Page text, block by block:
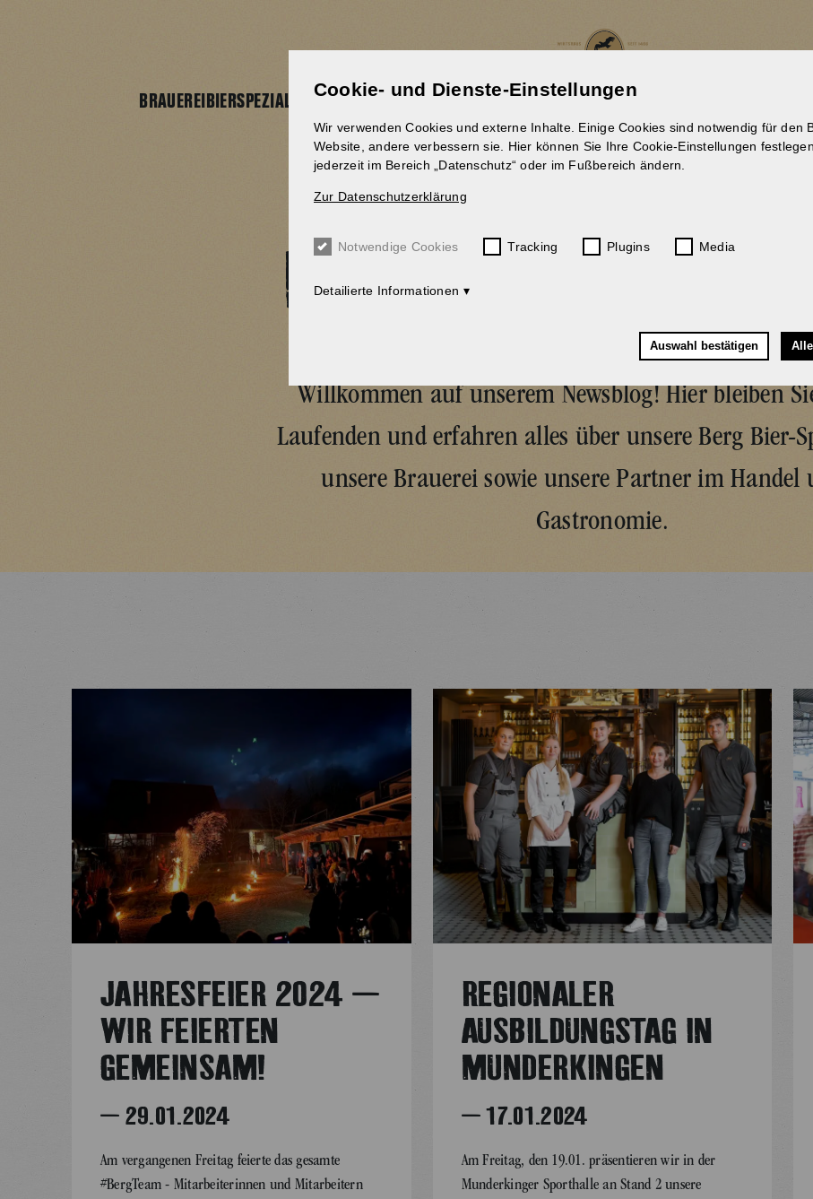
Cookie- und Dienste-Einstellungen
Wir verwenden Cookies und externe Inhalte. Einige Cookies sind notwendig für den
Website, andere verbessern sie. Hier können Sie Ihre Cookie-Einstellungen
jederzeit im Bereich „Datenschutz“ oder im Fußbereich ändern.
Zur Datenschutzerklärung
Notwendige Cookies Tracking Plugins Media
Detailierte Informationen
Auswahl bestätigen
BRAUEREI BIERSPEZIALITÄTENBRAUEREIWIRTSCHAFT
NEUES RUND UM
Willkommen auf unserem Newsblog! Hier bleiben
Laufenden und erfahren alles über unsere Berg Bier-
unsere Brauerei sowie unsere Partner im Handel
Gastronomie.
JAHRESFEIER 2024 –
WIR FEIERTEN
GEMEINSAM!
– 29.01.2024
Am vergangenen Freitag feierte das gesamte
#BergTeam - Mitarbeiterinnen und Mitarbeitern
REGIONALER
AUSBILDUNGSTAG IN
MUNDERKINGEN
– 17.01.2024
Am Freitag, den 19.01. präsentieren wir in der
Munderkinger Sporthalle an Stand 2 unsere